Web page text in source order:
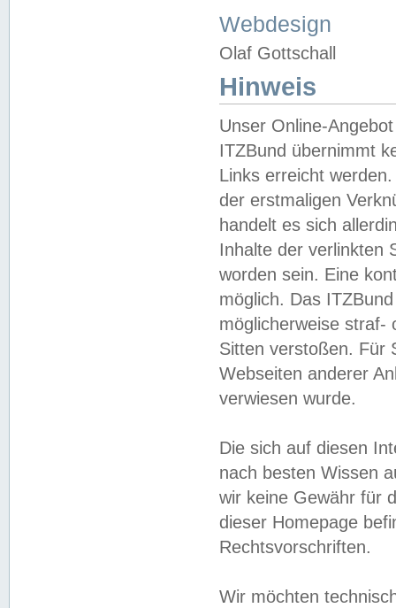
Webdesign
Olaf Gottschall
Hinweis
Unser Online-
ITZBund übernimmt
Links erreicht
der erstmaligen
handelt es sich
Inhalte der verlinkten
worden sein. Eine
möglich. Das
möglicherweise straf-
Sitten verstoßen. Für
Webseiten anderer
verwiesen wurde.
Die sich auf diesen
nach besten Wissen
wir keine Gewähr für
dieser Homepage
Rechtsvorschriften.
Wir möchten